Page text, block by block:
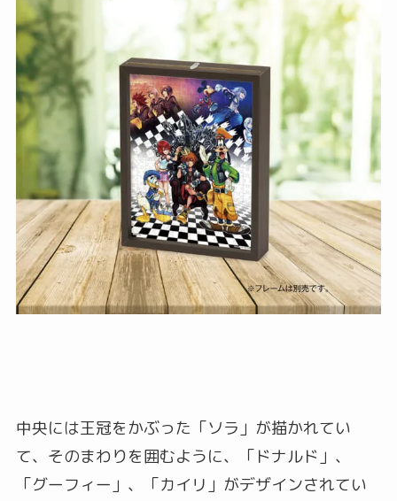
中央には王冠をかぶった「ソラ」が描かれてい
て、そのまわりを囲むように、「ドナルド」、
「グーフィー」、「カイリ」がデザインされてい